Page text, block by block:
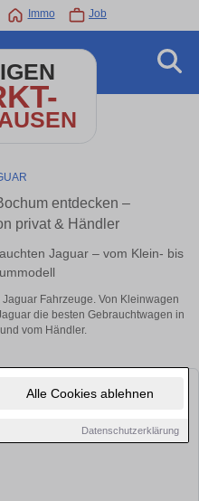
Alle Cookies ablehnen
Datenschutzerklärung
Immo Job
entdecken –
privat & Händler
Jaguar – vom Klein- bis
Fahrzeuge. Von Kleinwagen
die besten Gebrauchtwagen in
vom Händler.